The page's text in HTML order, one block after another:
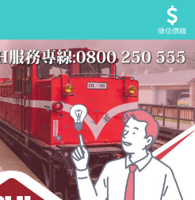
徵信價錢